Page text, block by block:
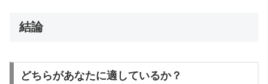
結論
どちらがあなたに適しているか？